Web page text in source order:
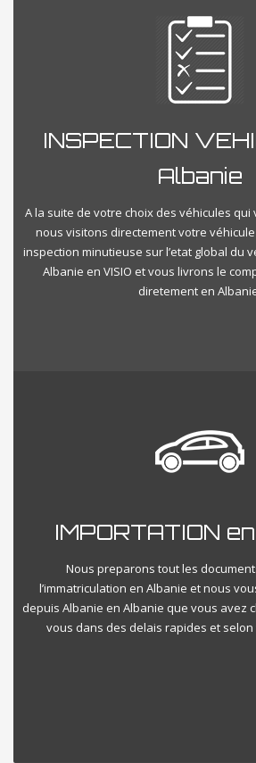
INSPECTION
Albanie
A la suite de votre choix des véhicules
nous visitons directement votre
inspection minutieuse sur l’etat global du
Albanie en VISIO et vous livrons le
diretement en
IMPORTATION
Nous preparons tout les
l’immatriculation en Albanie et nous
depuis Albanie en Albanie que vous avez
vous dans des delais rapides et